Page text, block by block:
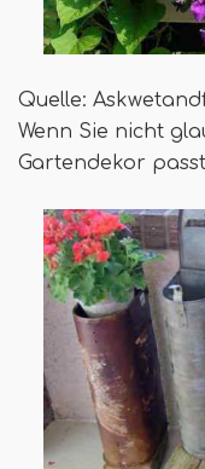
Quelle:
Wenn Sie nicht
Gartendekor